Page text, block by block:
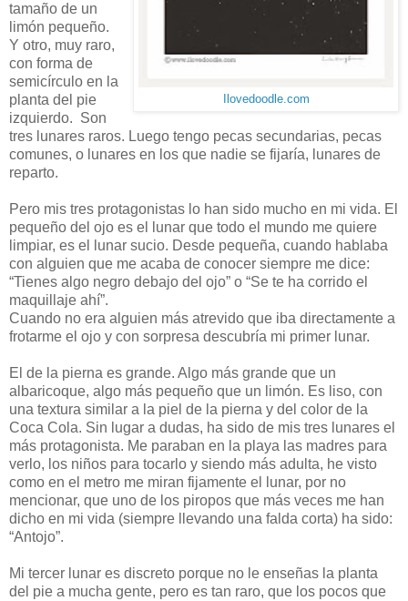
Ilovedoodle.com
tamaño de un
limón pequeño.
Y otro, muy raro,
con forma de
semicírculo en la
planta del pie
izquierdo. Son
tres lunares raros. Luego tengo pecas secundarias, pecas
comunes, o lunares en los que nadie se fijaría, lunares de
reparto.
Pero mis tres protagonistas lo han sido mucho en mi vida. El
pequeño del ojo es el lunar que todo el mundo me quiere
limpiar, es el lunar sucio. Desde pequeña, cuando hablaba
con alguien que me acaba de conocer siempre me dice:
“Tienes algo negro debajo del ojo” o “Se te ha corrido el
maquillaje ahí”.
Cuando no era alguien más atrevido que iba directamente a
frotarme el ojo y con sorpresa descubría mi primer lunar.
El de la pierna es grande. Algo más grande que un
albaricoque, algo más pequeño que un limón. Es liso, con
una textura similar a la piel de la pierna y del color de la
Coca Cola. Sin lugar a dudas, ha sido de mis tres lunares el
más protagonista. Me paraban en la playa las madres para
verlo, los niños para tocarlo y siendo más adulta, he visto
como en el metro me miran fijamente el lunar, por no
mencionar, que uno de los piropos que más veces me han
dicho en mi vida (siempre llevando una falda corta) ha sido:
“Antojo”.
Mi tercer lunar es discreto porque no le enseñas la planta
del pie a mucha gente, pero es tan raro, que los pocos que